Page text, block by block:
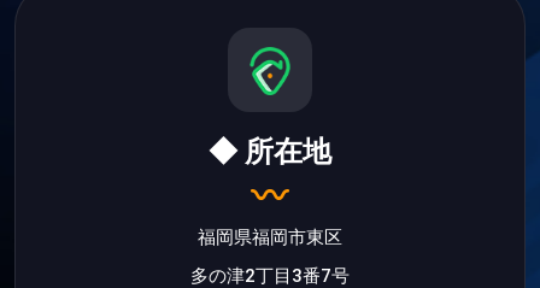
◆ 所在地
福岡県福岡市東区
多の津2丁目3番7号